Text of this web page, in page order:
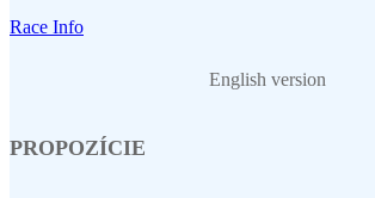
Race Info
English version
PROPOZÍCIE